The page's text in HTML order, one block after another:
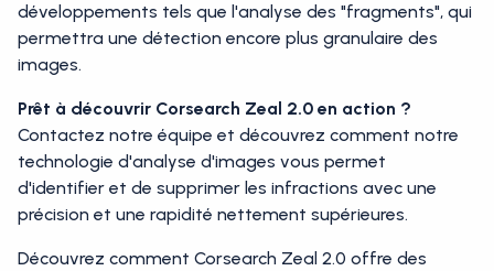
développements tels que l'analyse des "fragments", qui
permettra une détection encore plus granulaire des
images.
Prêt à découvrir Corsearch Zeal 2.0 en action ?
Contactez notre équipe et découvrez comment notre
technologie d'analyse d'images vous permet
d'identifier et de supprimer les infractions avec une
précision et une rapidité nettement supérieures.
Découvrez comment Corsearch Zeal 2.0 offre des